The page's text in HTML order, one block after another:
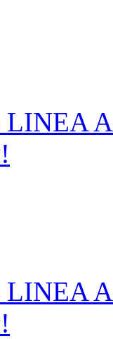
LINEA
LINEA